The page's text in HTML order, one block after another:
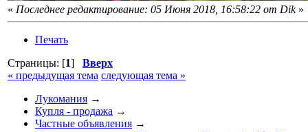
« Последнее редактирование: 05 Июня 2018, 16:58:22 от Dik»
Печать
Страницы: [1] Вверх
« предыдущая тема следующая тема »
Лукомания →
Купля - продажа →
Частные объявления →